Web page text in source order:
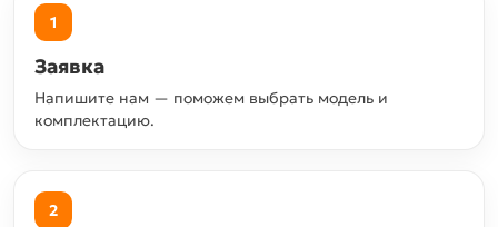
1
Заявка
Напишите нам — поможем выбрать модель и
комплектацию.
2